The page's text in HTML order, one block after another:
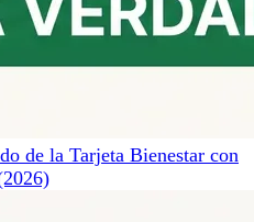
de la Tarjeta Bienestar con